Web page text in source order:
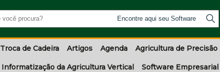
Encontre aqui seu Software
Troca de Cadeira Artigos Agenda Agricultura de Precisão
Informatização da Agricultura Vertical Software Empresarial